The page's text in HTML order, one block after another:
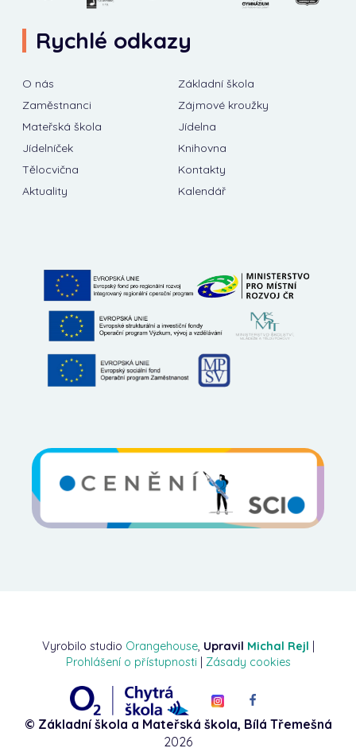
Rychlé odkazy
O nás
Základní škola
Zaměstnanci
Zájmové kroužky
Mateřská škola
Jídelna
Jídelníček
Knihovna
Tělocvična
Kontakty
Aktuality
Kalendář
Vyrobilo studio Orangehouse, Upravil Michal Rejl |
Prohlášení o přístupnosti | Zásady cookies
© Základní škola a Mateřská škola, Bílá Třemešná
2026